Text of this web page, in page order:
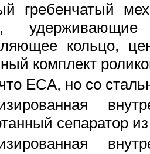
гребенчатый
кольцо,
комплект
ECA, но со
сепаратор